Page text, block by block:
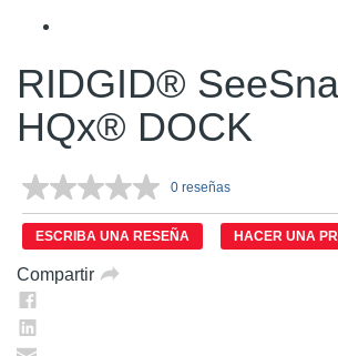
RIDGID®
HQx® DOCK
Sin
puntuación.
Enlace
en
0 reseñas
ESCRIBA UNA RESEÑA HACER UNA
Compartir